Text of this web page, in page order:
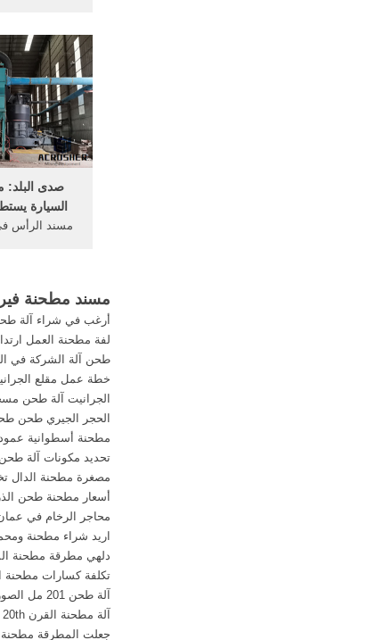
أحمد البدوي طه
أم القرى
الشريفين
صدى البلد:
السيارة
مسند الرأس
مسند مطحنة فيريتاس 05 م
أرغب في شراء آلة
لفة مطحنة العمل
طحن آلة الشركة في
خطة عمل مقلع
الجرانيت آلة طحن
الحجر الجيري طحن
مطحنة أسطوانية
تحديد مكونات آلة طحن
مصغرة مطحنة الدال
أسعار مطحنة طحن
محاجر الرخام في
اريد شراء مطحنة
دلهي مطرقة مطحنة
تكلفة كسارات مطحنة
آلة طحن 201 مل الصور
آلة مطحنة القرن 20th
جعلت المطرقة مطحنة